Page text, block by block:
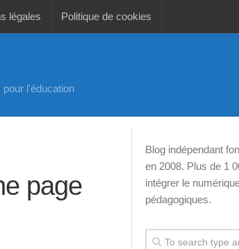
légales Politique de cookies
l'éducation
page
Blog indépendant
en 2008. Plus de 1
intégrer le
pédagogiques.